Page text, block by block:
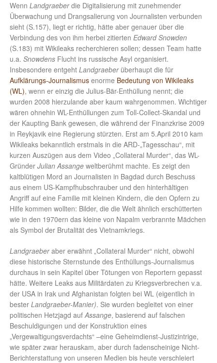
Wenn Landgraeberdie Digitalisierung mit zunehmender
Überwachung und Drangsalierung von Journalisten verbunden
sieht (S.157), liegt er richtig, hätte aber genauer über die
Verbindung des von ihm herbei zitierten Edward Snowden
(S.183) mit Wikileaks recherchieren sollen; dessen Team hatte
u.a. Snowdens Flucht ins russische Asyl organisiert.
Insbesondere entgeht Landgraeberüberhaupt die für
Aufklärungs-Journalismus enorme Bedeutung von Wikileaks
(WL), wenn er einzig die Julius-Bär-Enthüllung nennt; die
wurden 2008 hierzulande aber kaum wahrgenommen. Wichtiger
wären ohnehin WL-Enthüllungen zum Toll-Collect-Skandal und
der Kaupting Bank gewesen, die während der Finanzkrise 2009
in Reykjavik eine Regierung stürzten. Erst am 5.April 2010 kam
Wikileaks bekanntlich erstmals in die ARD-„Tagesschau“, mit
kurzen Auszügen aus dem Video „Collateral Murder“, das WL-
Gründer Julian Assange weltberühmt machte. Es zeigt den
kaltblütigen Mord an Journalisten in Bagdad durch Beschuss
aus einem US-Kampfhubschrauber und den hinterhältigen
Angriff auf eine Familie mit kleinen Kindern, die den Opfern zu
Hilfe kommen wollten: Bilder, die die Welt ähnlich erschütterten
wie in den 1970ern das kleine von Napalm verbrannte Mädchen
als Symbol der Brutalität des Vietnamkriegs.
Landgraeberaber erwähnt „Collateral Murder“ nicht, obwohl
diese historische Sternstunde des Enthüllungs-Journalismus
durchaus in sein Kapitel über Tötungen von Reportern gepasst
hätte. Weitere Leaks aus Militärdaten zu Kriegsverbrechen v.a.
der USA in Irak und Afghanistan folgten bei WL (eigentlich in
bester Landgraeber-Manier). Sie wurden begleitet von einer
politischen Hetzjagd aufAssange, basierend auf falschen
Beschuldigungen und der Konstruktion eines
„Vergewaltigungsverdachts“ –eine Geheimdienst-Justizintrige,
wie später zwar herauskam, aber durch fadenscheinige Nicht-
Berichterstattung von unseren Medien bis heute verschleiert